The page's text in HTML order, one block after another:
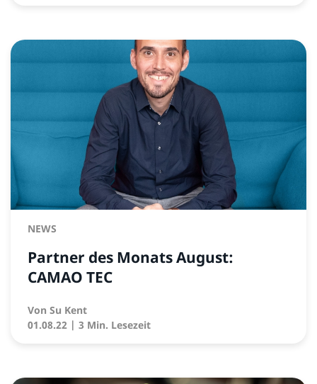
NEWS
Partner des Monats August:
CAMAO TEC
Von Su Kent
01.08.22 | 3 Min. Lesezeit